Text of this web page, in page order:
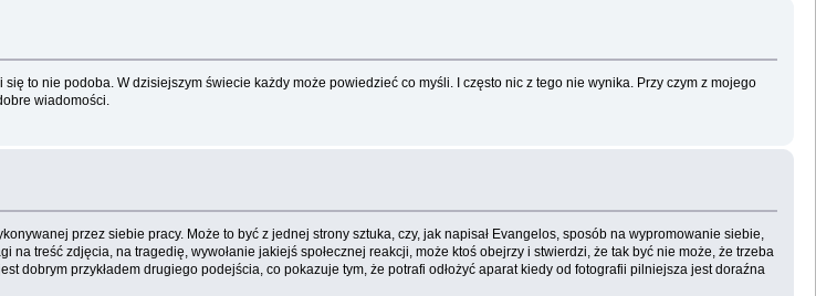
to nie podoba. W dzisiejszym świecie każdy może powiedzieć co myśli. I często nic z tego nie wynika. Przy czym z mojego
wiadomości.
przez siebie pracy. Może to być z jednej strony sztuka, czy, jak napisał Evangelos, sposób na wypromowanie siebie,
treść zdjęcia, na tragedię, wywołanie jakiejś społecznej reakcji, może ktoś obejrzy i stwierdzi, że tak być nie może, że trzeba
dobrym przykładem drugiego podejścia, co pokazuje tym, że potrafi odłożyć aparat kiedy od fotografii pilniejsza jest doraźna